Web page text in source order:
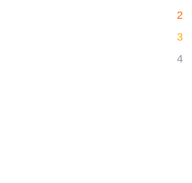
2
3
4